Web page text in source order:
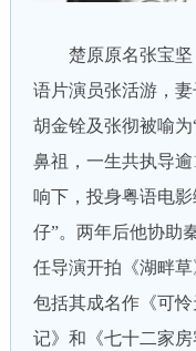
楚原原名张宝坚
语片演员张活游，妻
胡金铨及张彻被喻
鼻祖，一生共执导
响下，投身粤语电
仔”。两年后他协助
任导演开拍《湖畔
包括其成名作《可
记》和《七十二家